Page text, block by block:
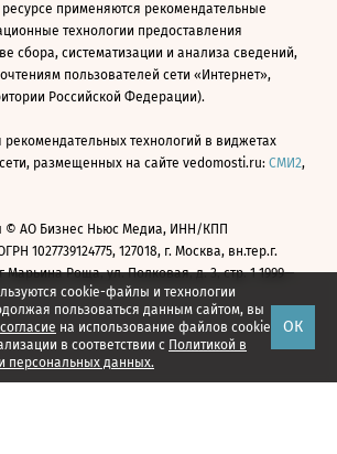
cookie-файлы и технологии
пользоваться данным сайтом, вы
согласие на использование файлов cookie
в соответствии с Политикой в
персональных данных.
ОК
применяются рекомендательные
технологии предоставления
сбора, систематизации и анализа сведений,
пользователей сети «Интернет»,
Российской Федерации).
технологий в виджетах
размещенных на сайте vedomosti.ru: СМИ2,
© АО Бизнес Ньюс Медиа, ИНН/КПП
1027739124775, 127018, г. Москва, вн.тер.г.
Марьина Роща, ул. Полковая, д. 3, стр. 1 1999—